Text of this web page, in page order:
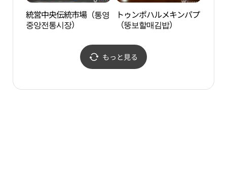
統営中央伝統市場（통영
중앙전통시장）
トゥンポハルメキンパプ
（뚱보할매김밥）
もっと見る